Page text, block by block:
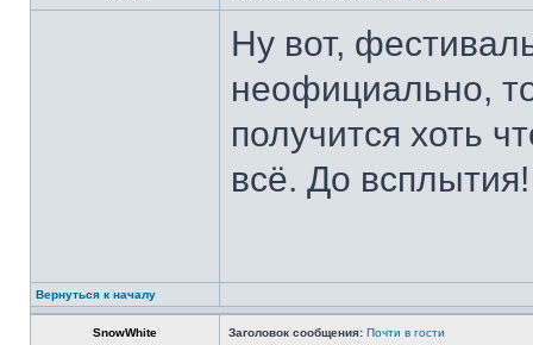
Ну вот,
неофициально,
получится хоть
всё. До всплытия!
Вернуться к началу
SnowWhite Заголовок сообщения: Почти в гости